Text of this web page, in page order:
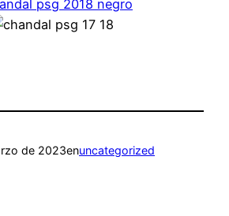
de 2023enuncategorized